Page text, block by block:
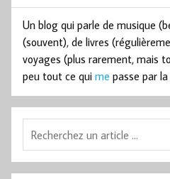
Un blog qui parle de musique
(souvent), de livres
voyages (plus rarement, mais
peu tout ce qui me passe par